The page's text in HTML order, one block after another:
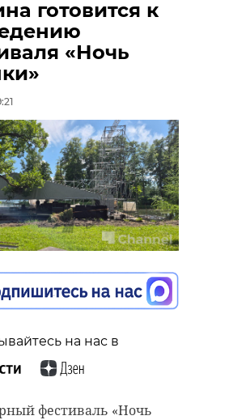
готовится к
«Ночь
на нас в
фестиваль «Ночь